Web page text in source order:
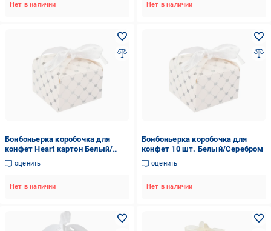
Нет в наличии Нет в наличии
Бонбоньерка коробочка для
конфет Heart картон Белый/
Серебро
оценить
Нет в наличии
Бонбоньерка коробочка для
конфет 10 шт. Белый/Серебром
оценить
Нет в наличии